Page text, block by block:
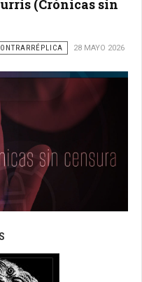
(Crónicas sin
28 MAYO 2026